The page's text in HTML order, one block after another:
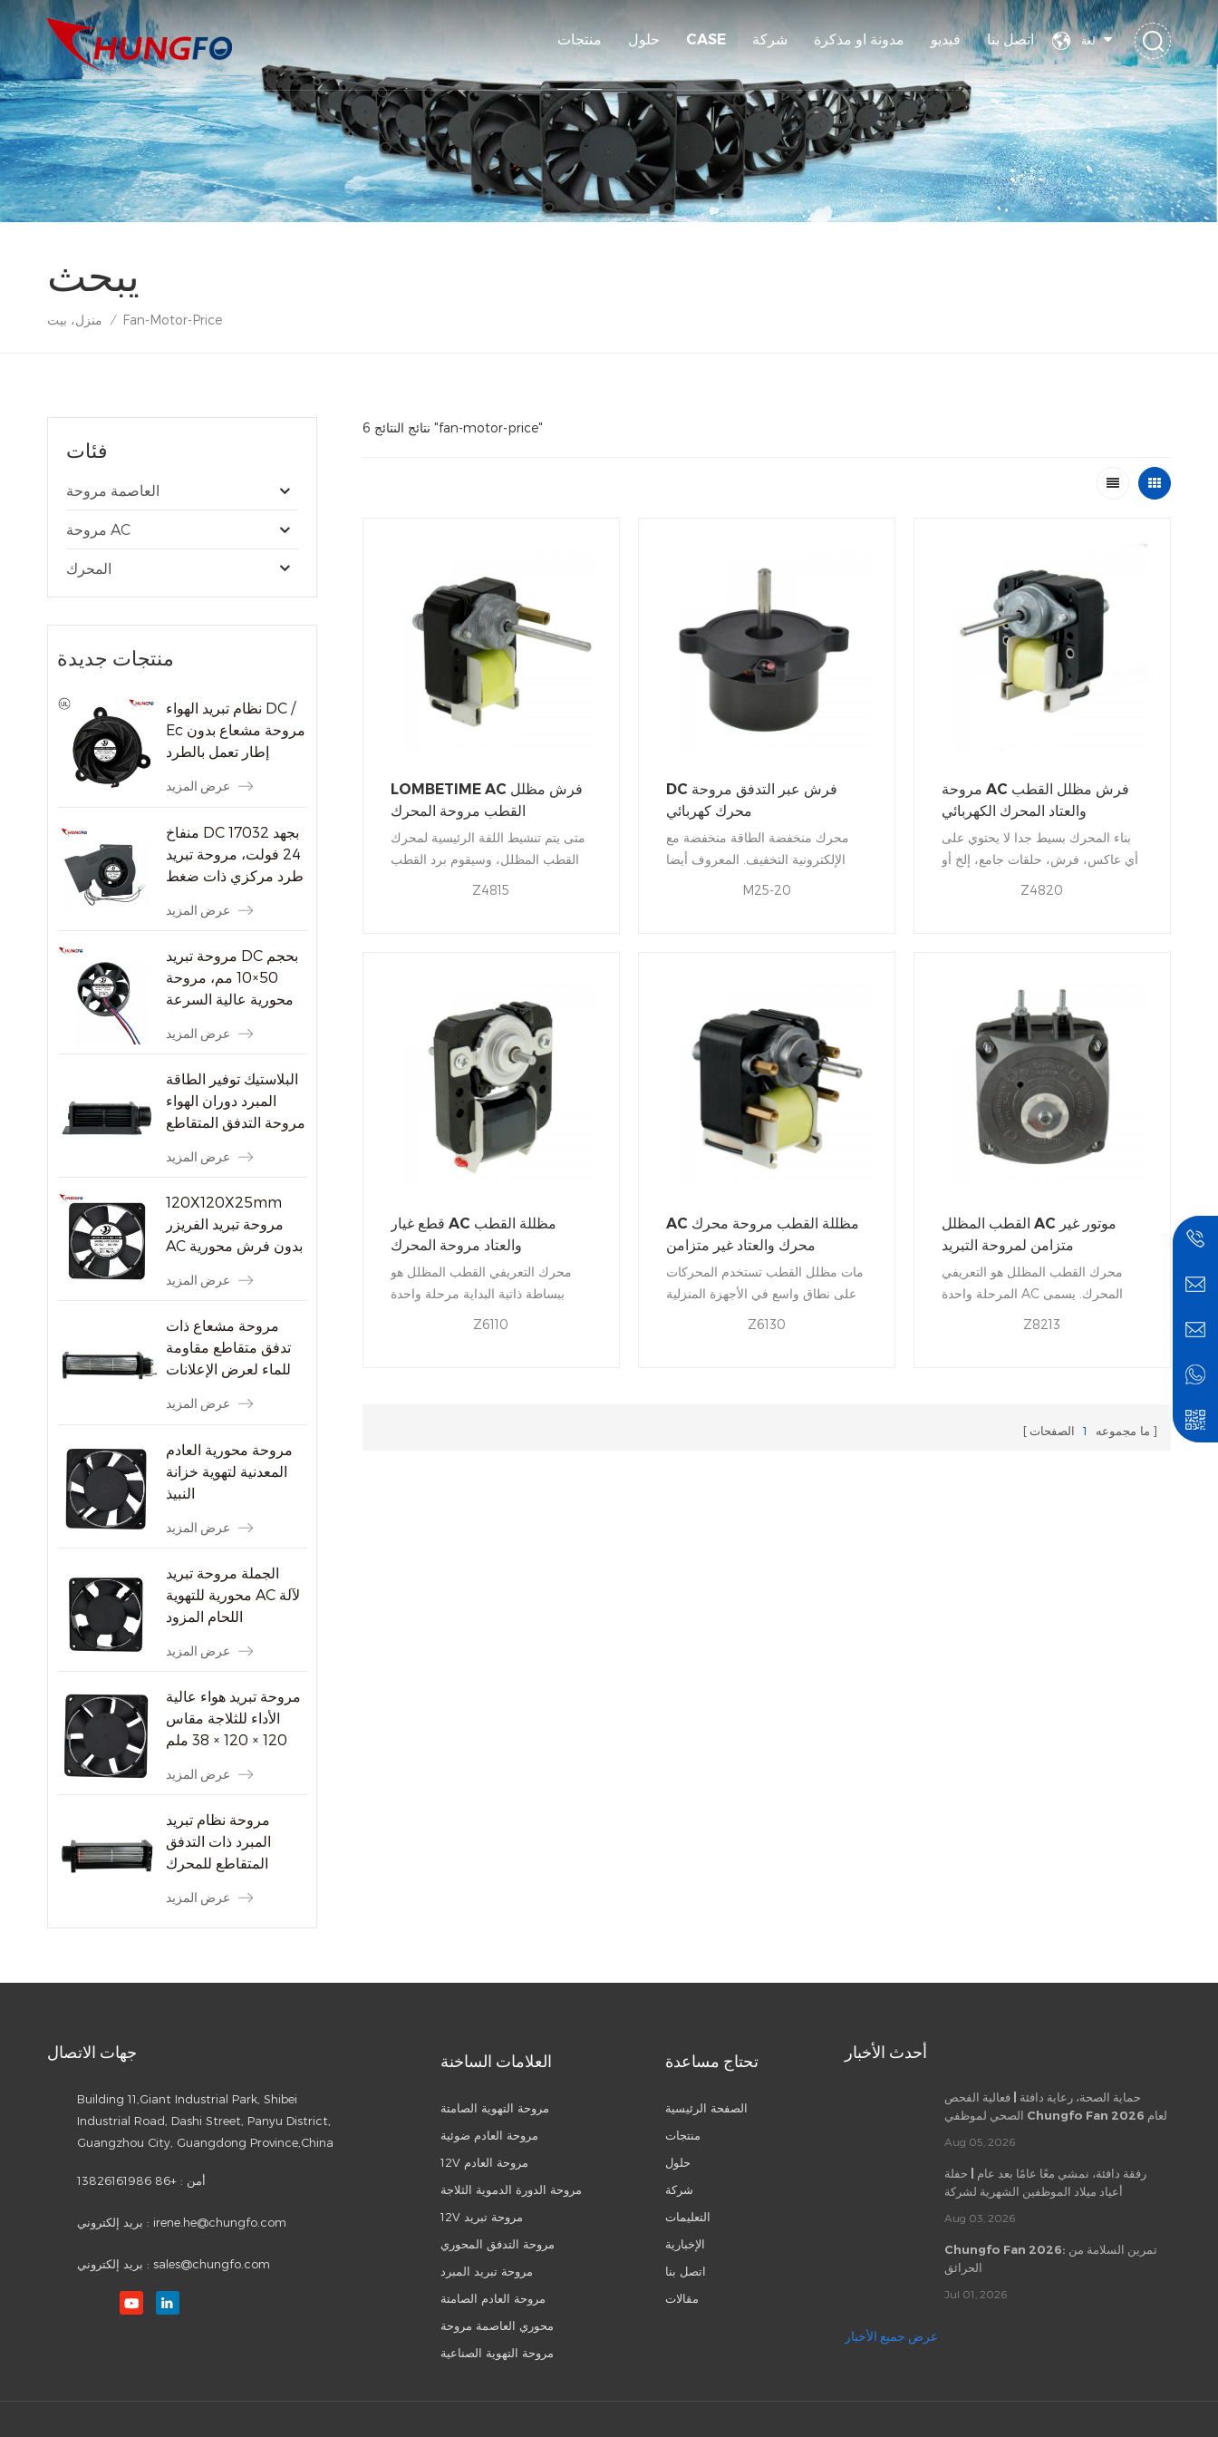
لغة منتجات حلول CASE شركة مدونة او مذكرة فيديو اتصل بنا
يبحث
منزل، بيت / Fan-Motor-Price
فئات
العاصمة مروحة
مروحة AC
المحرك
منتجات جديدة
نظام تبريد الهواء DC /
Ec مروحة مشعاع بدون
إطار تعمل بالطرد
عرض المزيد
منفاخ DC 17032 بجهد
24 فولت، مروحة تبريد
طرد مركزي ذات ضغط
عرض المزيد
مروحة تبريد DC بحجم
50×10 مم، مروحة
محورية عالية السرعة
8000 دورة في الدقيقة
الصغيرة
عرض المزيد
البلاستيك توفير الطاقة
المبرد دوران الهواء
مروحة التدفق المتقاطع
عرض المزيد
120X120X25mm
مروحة تبريد الفريزر
AC بدون فرش محورية
عرض المزيد
مروحة مشعاع ذات
تدفق متقاطع مقاومة
للماء لعرض الإعلانات
عرض المزيد
مروحة محورية العادم
المعدنية لتهوية خزانة
النبيذ
عرض المزيد
الجملة مروحة تبريد
محورية للتهوية AC لآلة
اللحام المزود
عرض المزيد
مروحة تبريد هواء عالية
الأداء للثلاجة مقاس
120 × 120 × 38 ملم
عرض المزيد
مروحة نظام تبريد
المبرد ذات التدفق
المتقاطع للمحرك
عرض المزيد
6 نتائج النتائج "fan-motor-price"
LOMBETIME AC فرش مظلل
القطب مروحة المحرك
متى يتم تنشيط اللفة الرئيسية لمحرك
القطب المظلل، وسيقوم برد القطب
Z4815
DC فرش عبر التدفق مروحة
محرك كهربائي
محرك منخفضة الطاقة منخفضة مع
الإلكترونية التخفيف. المعروف أيضا
M25-20
مروحة AC فرش مظلل القطب
والعتاد المحرك الكهربائي
بناء المحرك بسيط جدا لا يحتوي على
أي عاكس، فرش، حلقات جامع، إلخ أو
Z4820
قطع غيار AC مظللة القطب
والعتاد مروحة المحرك
محرك التعريفي القطب المظلل هو
ببساطة ذاتية البداية مرحلة واحدة
Z6110
AC مظللة القطب مروحة محرك
محرك والعتاد غير متزامن
مات مظلل القطب تستخدم المحركات
على نطاق واسع في الأجهزة المنزلية
Z6130
القطب المظلل AC موتور غير
متزامن لمروحة التبريد
محرك القطب المظلل هو التعريفي
المرحلة واحدة AC المحرك. يسمى
اتجاه التناوب من الجانب غير المحظورة
Z8213
ما مجموعه 1 الصفحات
جهات الاتصال
Building 11,Giant Industrial Park, Shibei
Industrial Road, Dashi Street, Panyu District,
Guangzhou City, Guangdong Province,China
أمن : +86 13826161986
بريد إلكتروني : irene.he@chungfo.com
بريد إلكتروني : sales@chungfo.com
العلامات الساخنة
مروحة التهوية الصامتة
مروحة العادم ضوئية
12V مروحة العادم
مروحة الدورة الدموية الثلاجة
12V مروحة تبريد
مروحة التدفق المحوري
مروحة تبريد المبرد
مروحة العادم الصامتة
محوري العاصمة مروحة
مروحة التهوية الصناعية
تحتاج مساعدة
الصفحة الرئيسية
منتجات
حلول
شركة
التعليمات
الإخبارية
اتصل بنا
مقالات
أحدث الأخبار
حماية الصحة، رعاية دافئة | فعالية الفحص
الصحي لموظفي Chungfo Fan لعام 2026
Aug 05, 2026
رفقة دافئة، نمشي معًا عامًا بعد عام | حفلة
أعياد ميلاد الموظفين الشهرية لشركة
Aug 03, 2026
Chungfo Fan 2026: تمرين السلامة من
الحرائق
Jul 01, 2026
عرض جميع الأخبار